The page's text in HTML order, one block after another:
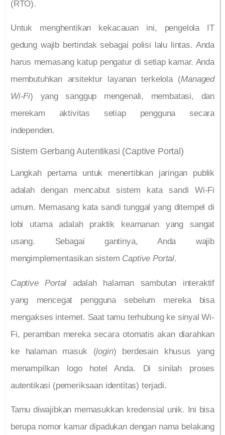
(RTO).
Untuk menghentikan kekacauan ini, pengelola IT
gedung wajib bertindak sebagai polisi lalu lintas. Anda
harus memasang katup pengatur di setiap kamar. Anda
membutuhkan arsitektur layanan terkelola (Managed
Wi-Fi) yang sanggup mengenali, membatasi, dan
merekam aktivitas setiap pengguna secara
independen.
Sistem Gerbang Autentikasi (Captive Portal)
Langkah pertama untuk menertibkan jaringan publik
adalah dengan mencabut sistem kata sandi Wi-Fi
umum. Memasang kata sandi tunggal yang ditempel di
lobi utama adalah praktik keamanan yang sangat
usang. Sebagai gantinya, Anda wajib
mengimplementasikan sistem Captive Portal.
Captive Portal adalah halaman sambutan interaktif
yang mencegat pengguna sebelum mereka bisa
mengakses internet. Saat tamu terhubung ke sinyal Wi-
Fi, peramban mereka secara otomatis akan diarahkan
ke halaman masuk (login) berdesain khusus yang
menampilkan logo hotel Anda. Di sinilah proses
autentikasi (pemeriksaan identitas) terjadi.
Tamu diwajibkan memasukkan kredensial unik. Ini bisa
berupa nomor kamar dipadukan dengan nama belakang